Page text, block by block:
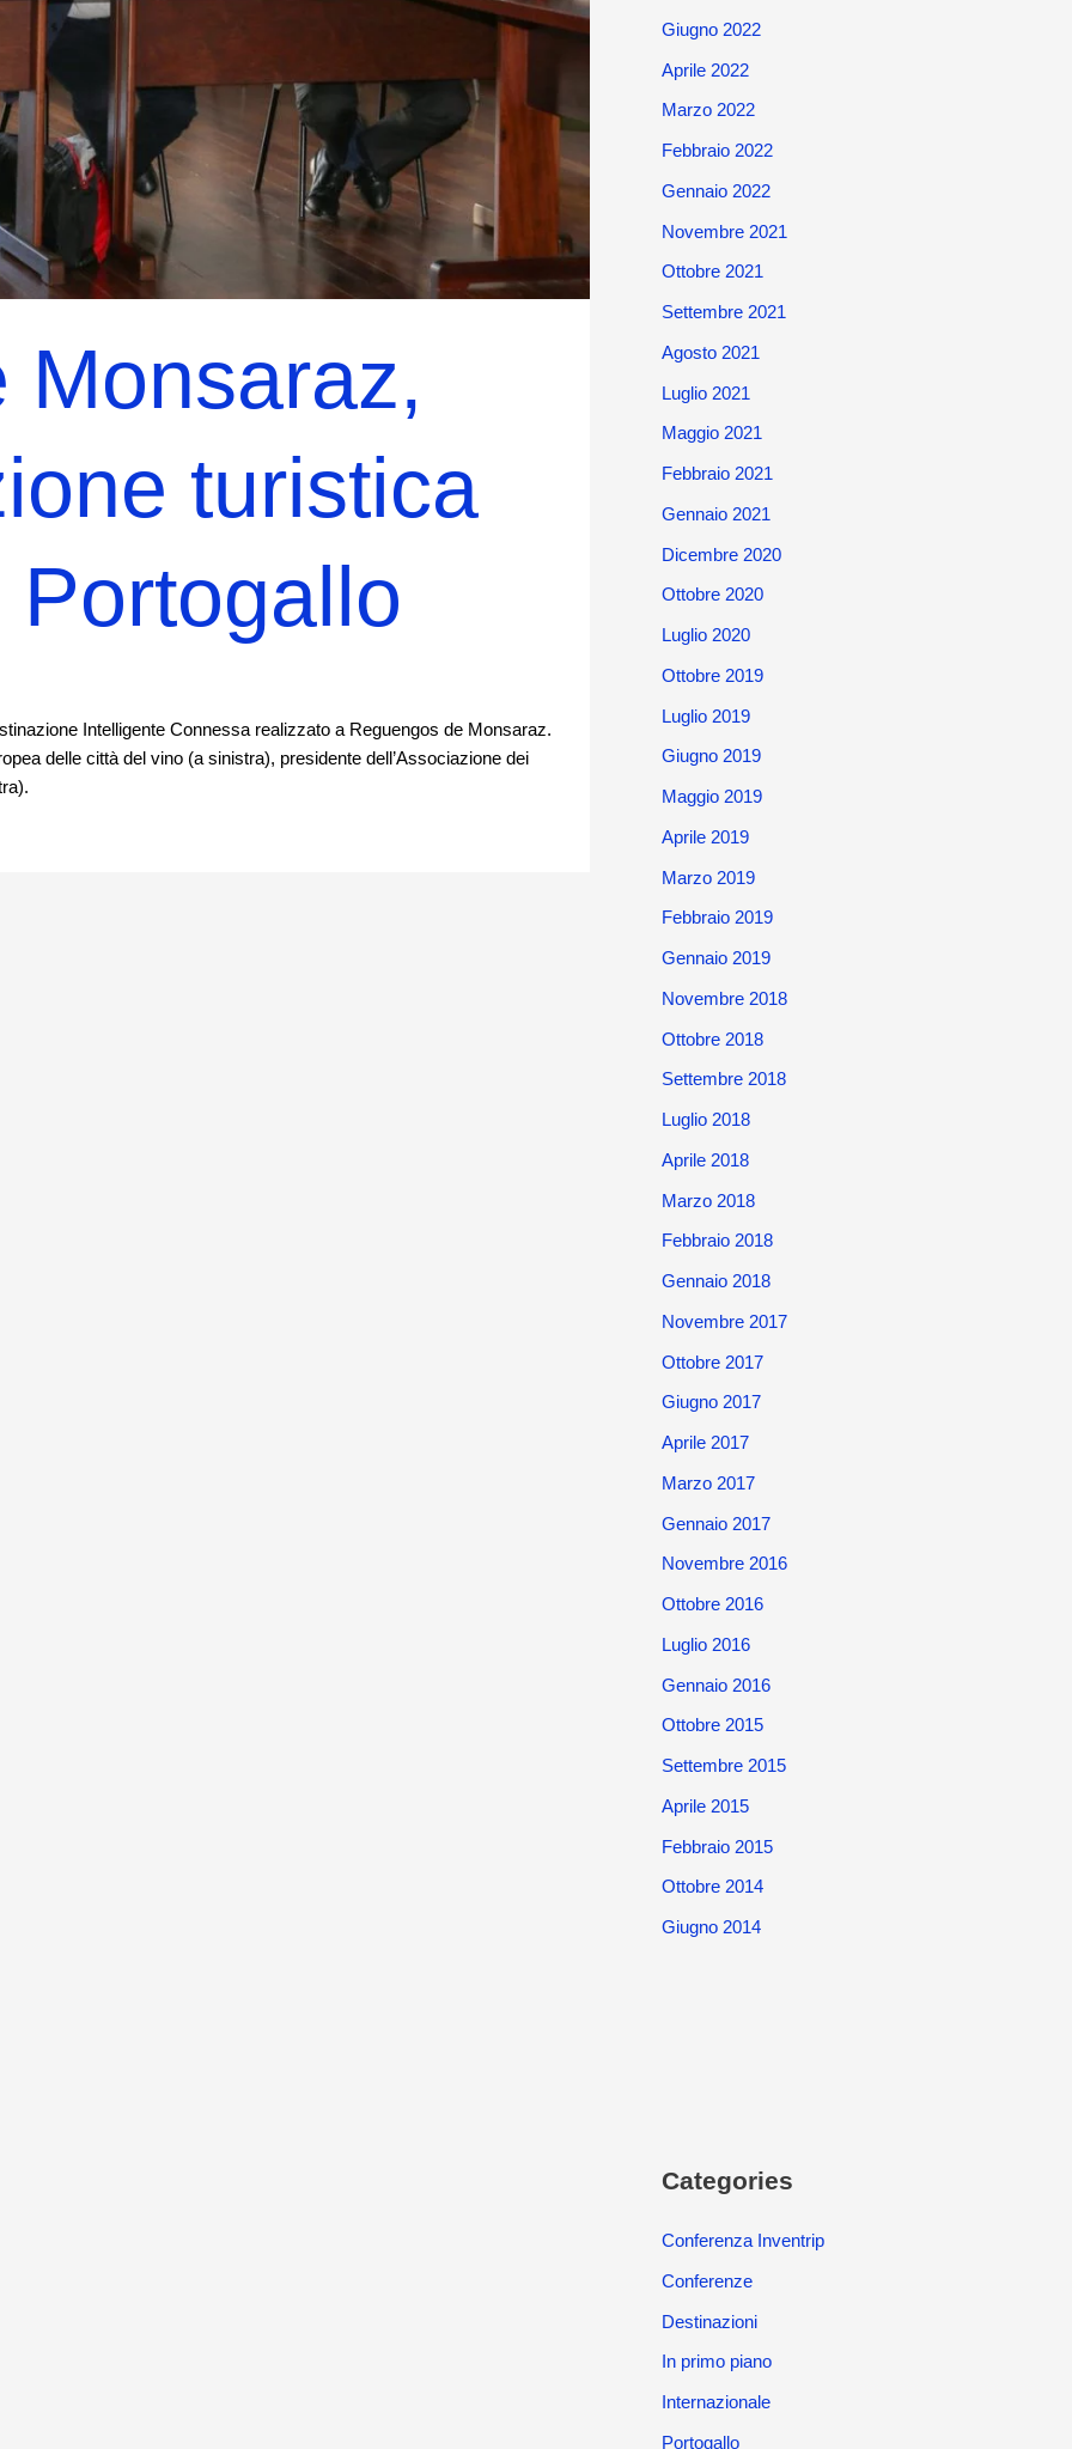
Monsaraz,
turistica
Intelligente Connessa realizzato a Reguengos de Monsaraz.
delle città del vino (a sinistra), presidente dell’Associazione dei
Giugno 2022
Aprile 2022
Marzo 2022
Febbraio 2022
Gennaio 2022
Novembre 2021
Ottobre 2021
Settembre 2021
Agosto 2021
Luglio 2021
Maggio 2021
Febbraio 2021
Gennaio 2021
Dicembre 2020
Ottobre 2020
Luglio 2020
Ottobre 2019
Luglio 2019
Giugno 2019
Maggio 2019
Aprile 2019
Marzo 2019
Febbraio 2019
Gennaio 2019
Novembre 2018
Ottobre 2018
Settembre 2018
Luglio 2018
Aprile 2018
Marzo 2018
Febbraio 2018
Gennaio 2018
Novembre 2017
Ottobre 2017
Giugno 2017
Aprile 2017
Marzo 2017
Gennaio 2017
Novembre 2016
Ottobre 2016
Luglio 2016
Gennaio 2016
Ottobre 2015
Settembre 2015
Aprile 2015
Febbraio 2015
Ottobre 2014
Giugno 2014
Categories
Conferenza Inventrip
Conferenze
Destinazioni
In primo piano
Internazionale
Portogallo